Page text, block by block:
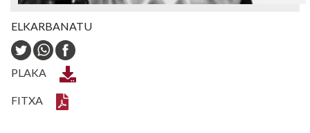
ELKARBANATU
PLAKA
FITXA